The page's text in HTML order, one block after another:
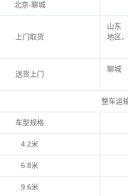
北京-聊城
上门取货
山东
地区
送货上门
聊城
整车运
车型规格
4.2米
6.8米
9.6米